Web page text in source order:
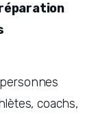
coachs,